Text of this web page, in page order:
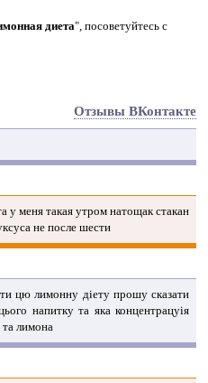
диета", посоветуйтесь с
Отзывы ВКонтакте
у меня такая утром натощак стакан
не после шести
цю лимонну діету прошу сказати
напитку та яка концентрацуія
лимона